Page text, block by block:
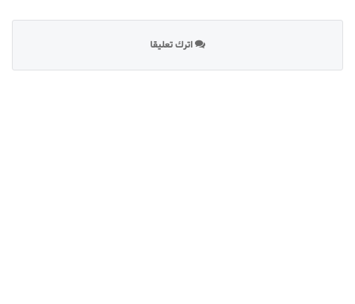
اترك تعليقا